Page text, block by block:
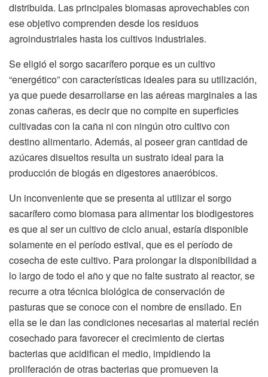
distribuida. Las principales biomasas aprovechables con
ese objetivo comprenden desde los residuos
agroindustriales hasta los cultivos industriales.
Se eligió el sorgo sacarífero porque es un cultivo
“energético” con características ideales para su utilización,
ya que puede desarrollarse en las aéreas marginales a las
zonas cañeras, es decir que no compite en superficies
cultivadas con la caña ni con ningún otro cultivo con
destino alimentario. Además, al poseer gran cantidad de
azúcares disueltos resulta un sustrato ideal para la
producción de biogás en digestores anaeróbicos.
Un inconveniente que se presenta al utilizar el sorgo
sacarífero como biomasa para alimentar los biodigestores
es que al ser un cultivo de ciclo anual, estaría disponible
solamente en el período estival, que es el período de
cosecha de este cultivo. Para prolongar la disponibilidad a
lo largo de todo el año y que no falte sustrato al reactor, se
recurre a otra técnica biológica de conservación de
pasturas que se conoce con el nombre de ensilado. En
ella se le dan las condiciones necesarias al material recién
cosechado para favorecer el crecimiento de ciertas
bacterias que acidifican el medio, impidiendo la
proliferación de otras bacterias que promueven la